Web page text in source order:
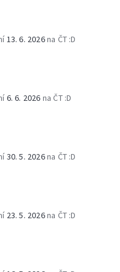
13. 6. 2026na ČT :D
6. 6. 2026 na ČT :D
30. 5. 2026na ČT :D
23. 5. 2026na ČT :D